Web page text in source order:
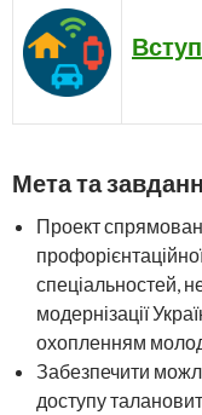
Мета та
Проект
спеціальностей,
модернізації
охопленням
Забезпечити
доступу